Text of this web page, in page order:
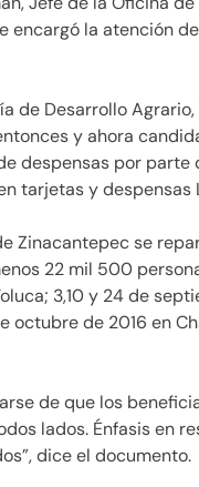
la atención
de Desarrollo
y ahora
despensas por
tarjetas y despensas
Zinacantepec se
22 mil 500
3,10 y 24 de
octubre de 2016 en
de que los
lados. Énfasis en
dice el documento.